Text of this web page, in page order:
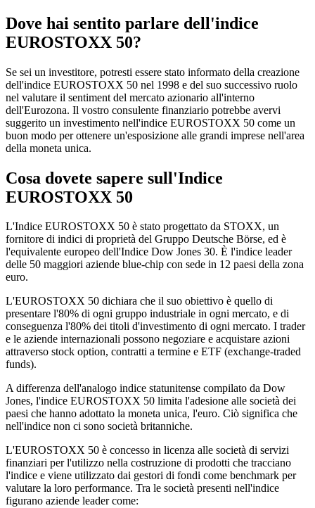
Dove hai sentito parlare dell'indice
EUROSTOXX 50?
Se sei un investitore, potresti essere stato informato della creazione
dell'indice EUROSTOXX 50 nel 1998 e del suo successivo ruolo
nel valutare il sentiment del mercato azionario all'interno
dell'Eurozona. Il vostro consulente finanziario potrebbe avervi
suggerito un investimento nell'indice EUROSTOXX 50 come un
buon modo per ottenere un'esposizione alle grandi imprese nell'area
della moneta unica.
Cosa dovete sapere sull'Indice
EUROSTOXX 50
L'Indice EUROSTOXX 50 è stato progettato da STOXX, un
fornitore di indici di proprietà del Gruppo Deutsche Börse, ed è
l'equivalente europeo dell'Indice Dow Jones 30. È l'indice leader
delle 50 maggiori aziende blue-chip con sede in 12 paesi della zona
euro.
L'EUROSTOXX 50 dichiara che il suo obiettivo è quello di
presentare l'80% di ogni gruppo industriale in ogni mercato, e di
conseguenza l'80% dei titoli d'investimento di ogni mercato. I trader
e le aziende internazionali possono negoziare e acquistare azioni
attraverso stock option, contratti a termine e ETF (exchange-traded
funds).
A differenza dell'analogo indice statunitense compilato da Dow
Jones, l'indice EUROSTOXX 50 limita l'adesione alle società dei
paesi che hanno adottato la moneta unica, l'euro. Ciò significa che
nell'indice non ci sono società britanniche.
L'EUROSTOXX 50 è concesso in licenza alle società di servizi
finanziari per l'utilizzo nella costruzione di prodotti che tracciano
l'indice e viene utilizzato dai gestori di fondi come benchmark per
valutare la loro performance. Tra le società presenti nell'indice
figurano aziende leader come: